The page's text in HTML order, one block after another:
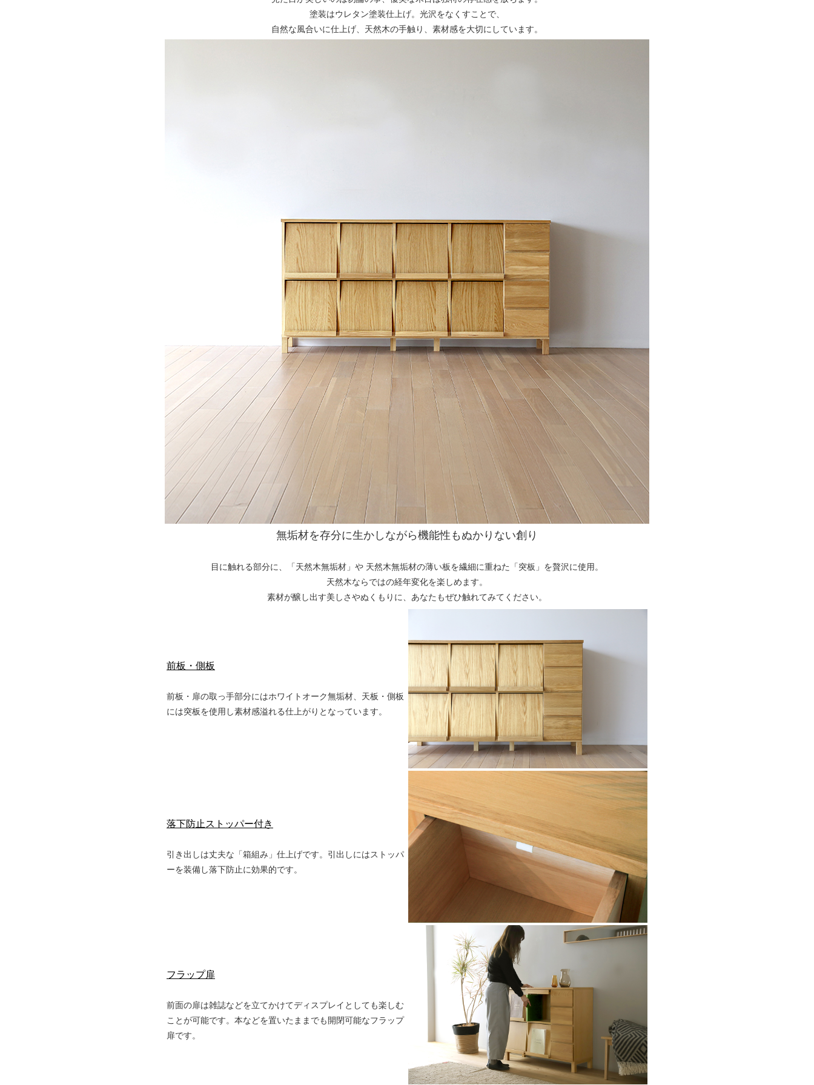
塗装はウレタン塗装仕上げ。光沢をなくすことで、
自然な風合いに仕上げ、天然木の手触り、素材感を大切にしています。
無垢材を存分に生かしながら機能性もぬかりない創り
目に触れる部分に、「天然木無垢材」や 天然木無垢材の薄い板を繊細に重ねた「突板」を贅沢に使用。
天然木ならではの経年変化を楽しめます。
素材が醸し出す美しさやぬくもりに、あなたもぜひ触れてみてください。
前板・側板
前板・扉の取っ手部分にはホワイトオーク無垢材、天板・側板
には突板を使用し素材感溢れる仕上がりとなっています。
落下防止ストッパー付き
引き出しは丈夫な「箱組み」仕上げです。引出しにはストッパ
ーを装備し落下防止に効果的です。
フラップ扉
前面の扉は雑誌などを立てかけてディスプレイとしても楽しむ
ことが可能です。本などを置いたままでも開閉可能なフラップ
扉です。